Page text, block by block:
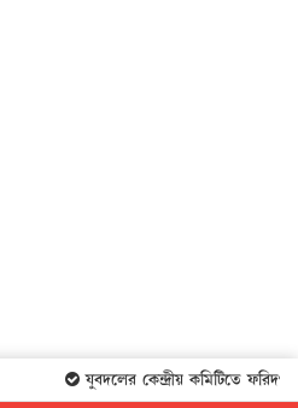
যুবদলের কেন্দ্রীয় কমিটিতে